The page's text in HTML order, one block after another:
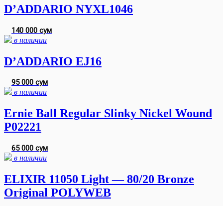
D’ADDARIO NYXL1046
140 000 сум
в наличии
D’ADDARIO EJ16
95 000 сум
в наличии
Ernie Ball Regular Slinky Nickel Wound
P02221
65 000 сум
в наличии
ELIXIR 11050 Light — 80/20 Bronze
Original POLYWEB